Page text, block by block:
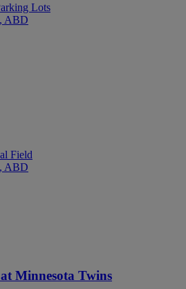
Lots
ABD
Field
ABD
Minnesota Twins